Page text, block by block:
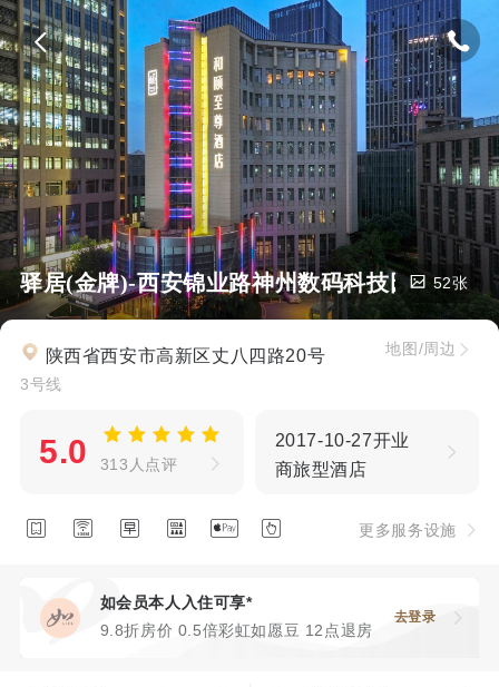
驿居(金牌)-西安锦业路神州数码科技园丈八四
52张
陕西省西安市高新区丈八四路20号
3号线
地图/周边
5.0 313人点评
2017-10-27开业
商旅型酒店
      更多服务设施
如会员本人入住可享*
9.8折房价 0.5倍彩虹如愿豆 12点退房
去登录